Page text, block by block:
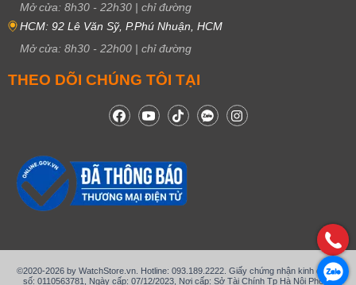
Mở cửa: 8h30 - 22h30 | chỉ đường
HCM: 92 Lê Văn Sỹ, P.Phú Nhuận, HCM
Mở cửa: 8h30 - 22h00 | chỉ đường
THEO DÕI CHÚNG TÔI TẠI
©2020-2026 by WatchStore.vn. Hotline: 093.189.2222. Giấy chứng nhận kinh doanh
số: 0110563781, Ngày cấp: 07/12/2023, Nơi cấp: Sở Tài Chính Tp Hà Nội Phòng